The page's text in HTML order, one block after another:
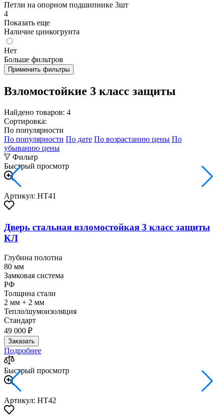
Петли на опорном подшипнике 3шт
4
Показать еще
Наличие цинкогрунта
Нет
Больше фильтров
Применить фильтры
Взломостойкие 3 класс защиты
Найдено товаров: 4
Сортировка:
По популярности
По популярности По дате По возрастанию цены По
убыванию цены
Фильтр
Быстрый просмотр
Артикул: HT41
Дверь стальная взломостойкая 3 класс защиты
КЛ
Глубина полотна
80 мм
Замковая система
РФ
Толщина стали
2 мм + 2 мм
Тепло/шумоизоляция
Стандарт
49 000 ₽
Заказать
Подробнее
Быстрый просмотр
Артикул: HT42